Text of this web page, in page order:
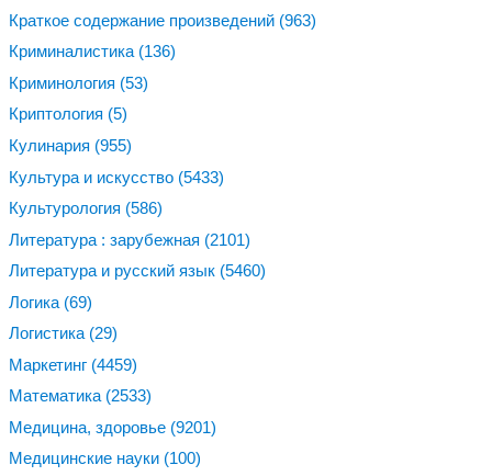
Краткое содержание произведений (963)
Криминалистика (136)
Криминология (53)
Криптология (5)
Кулинария (955)
Культура и искусство (5433)
Культурология (586)
Литература : зарубежная (2101)
Литература и русский язык (5460)
Логика (69)
Логистика (29)
Маркетинг (4459)
Математика (2533)
Медицина, здоровье (9201)
Медицинские науки (100)